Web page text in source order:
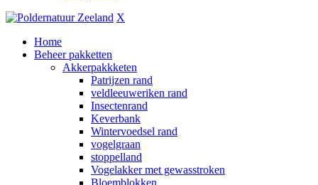
X
Home
Beheer pakketten
Akkerpakkketen
Patrijzen rand
veldleeuweriken rand
Insectenrand
Keverbank
Wintervoedsel rand
vogelgraan
stoppelland
Vogelakker met gewasstroken
Bloemblokken